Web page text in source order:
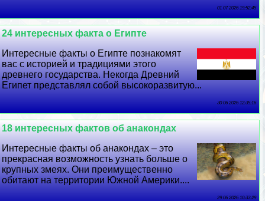
01 07 2026 19:52:45
24 интересных факта о Египте
Интересные факты о Египте познакомят
вас с историей и традициями этого
древнего государства. Некогда Древний
Египет представлял собой высокоразвитую...
30 06 2026 12:35:16
18 интересных фактов об анакондах
Интересные факты об анакондах – это
прекрасная возможность узнать больше о
крупных змеях. Они преимущественно
обитают на территории Южной Америки....
29 06 2026 10:33:29